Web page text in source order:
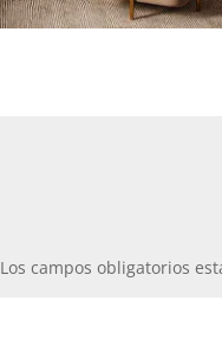
Los campos obligatorios